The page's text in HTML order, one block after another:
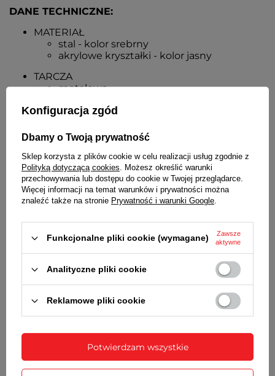
DANE TECHNICZNE:
MATERIAŁ
stal - kolor srebrny
akrylowe kryształki - kolor jasny
TARCZA
metalowa
WSKAZÓWKI
aluminiowe
kolor czarny
FORMAT WYŚWIETLANIA GODZINY
12-godzinny
MECHANIZM
1 bateria typu AA (R6)
średnica zegara-500 mm
SZCZEGÓŁOWE DANE
GWARANCJA
Konfiguracja zgód
Dbamy o Twoją prywatność
Sklep korzysta z plików cookie w celu realizacji usług zgodnie z
Polityką dotyczącą cookies. Możesz określić warunki
przechowywania lub dostępu do cookie w Twojej przeglądarce.
Więcej informacji na temat warunków i prywatności można
znaleźć także na stronie Prywatność i warunki Google.
Funkcjonalne pliki cookie (wymagane)
Zawsze
aktywne
Analityczne pliki cookie
Reklamowe pliki cookie
Potwierdzam wszystkie